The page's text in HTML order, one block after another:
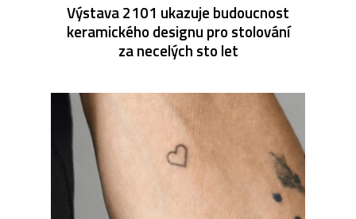
Výstava 2101 ukazuje budoucnost
keramického designu pro stolování
za necelých sto let